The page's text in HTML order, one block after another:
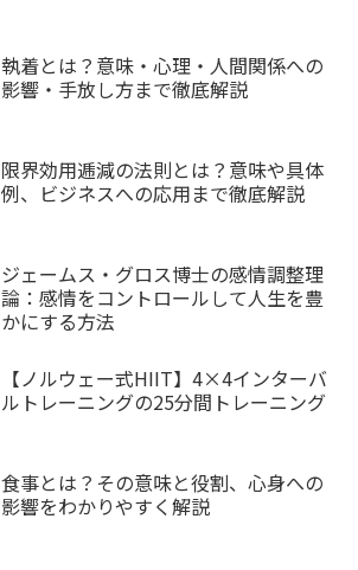
執着とは？意味・心理・人間関係への
影響・手放し方まで徹底解説
限界効用逓減の法則とは？意味や具体
例、ビジネスへの応用まで徹底解説
ジェームス・グロス博士の感情調整理
論：感情をコントロールして人生を豊
かにする方法
【ノルウェー式HIIT】4×4インターバ
ルトレーニングの25分間トレーニング
食事とは？その意味と役割、心身への
影響をわかりやすく解説